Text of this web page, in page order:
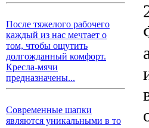
После тяжелого рабочего
каждый из нас мечтает о
том, чтобы ощутить
долгожданный комфорт.
Кресла-мячи
предназначены...
Современные шапки
являются уникальными в то